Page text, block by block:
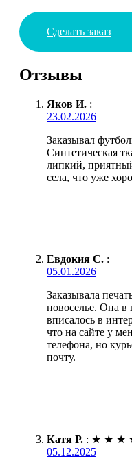
Сделать заказ
Отзывы
Яков И. :
23.02.2026
Заказывал
Синтетическая
липкий,
села, что уже
Евдокия С. :
05.01.2026
Заказывала
новоселье. Она в
вписалось в
что на сайте у
телефона, но
почту.
Катя Р. : ★ ★ ★
05.12.2025